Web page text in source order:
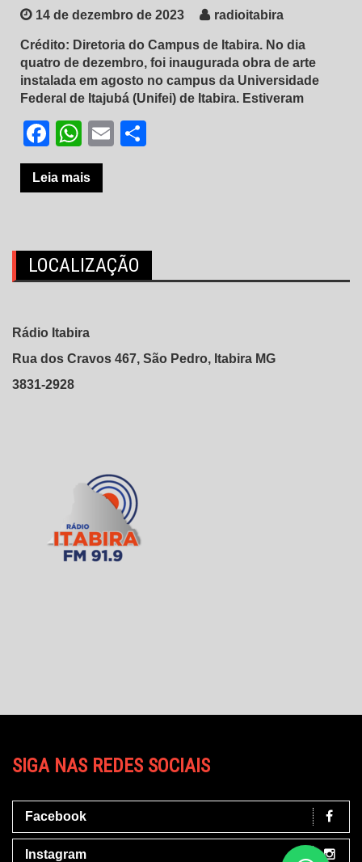
14 de dezembro de 2023 radioitabira
Crédito: Diretoria do Campus de Itabira. No dia
quatro de dezembro, foi inaugurada obra de arte
instalada em agosto no campus da Universidade
Federal de Itajubá (Unifei) de Itabira. Estiveram
Facebook
WhatsApp
Email
Leia mais
LOCALIZAÇÃO
Rádio Itabira
Rua dos Cravos 467, São Pedro, Itabira MG
3831-2928
SIGA NAS REDES SOCIAIS
Facebook
Instagram